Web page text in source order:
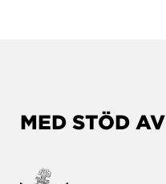
MED STÖD AV